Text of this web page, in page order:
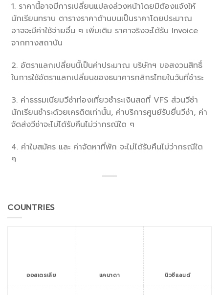
1. ราคานี้อาจมีการเปลี่ยนแปลงล่วงหน้าโดยมิต้องแจ้งให้
นักเรียนทราบ ตารางราคาด้านบนเป็นราคาโดยประมาณ
อาจจะมีค่าใช้จ่ายอื่น ๆ เพิ่มเติม ราคาจริงจะได้รับ Invoice
จากทางสถาบัน
2. อัตราแลกเปลี่ยนนี้เป็นค่าประมาณ บริษัทฯ ขอสงวนสิทธิ์
ในการใช้อัตราแลกเปลี่ยนของธนาคารกสิกรไทยในวันที่ชำระ
3. ค่าธรรมเนียมวีซ่าท่องเที่ยวชำระเงินสดที่ VFS ส่วนวีซ่า
นักเรียนชำระด้วยเครดิตเท่านั้น, ค่าบริการศูนย์รับยื่นวีซ่า, ค่า
จัดส่งวีซ่าจะไม่ได้รับคืนไม่ว่ากรณีใด ๆ
4. ค่าใบสมัคร และ ค่าจัดหาที่พัก จะไม่ได้รับคืนไม่ว่ากรณีใด
ๆ
COUNTRIES
ออสเตรเลีย แคนาดา นิวซีแลนด์